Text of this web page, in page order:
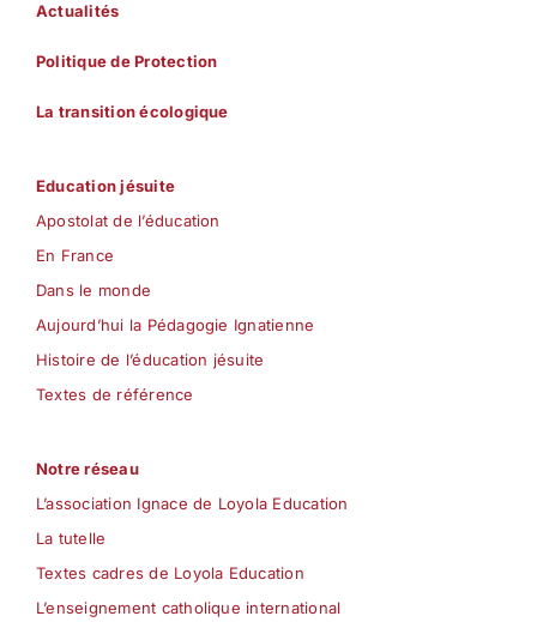
Actualités
Politique de Protection
La transition écologique
Education jésuite
Apostolat de l’éducation
En France
Dans le monde
Aujourd’hui la Pédagogie Ignatienne
Histoire de l’éducation jésuite
Textes de référence
Notre réseau
L’association Ignace de Loyola Education
La tutelle
Textes cadres de Loyola Education
L’enseignement catholique international